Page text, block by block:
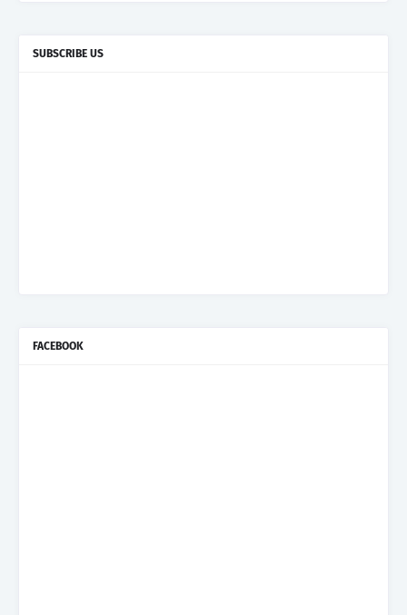
SUBSCRIBE US
FACEBOOK